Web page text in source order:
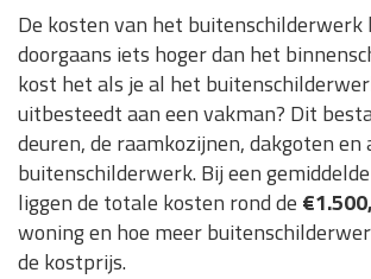
De kosten van het buitenschilderwerk
doorgaans iets hoger dan het
kost het als je al het
uitbesteedt aan een vakman? Dit
deuren, de raamkozijnen, dakgoten en
buitenschilderwerk. Bij een
liggen de totale kosten rond de
woning en hoe meer
de kostprijs.